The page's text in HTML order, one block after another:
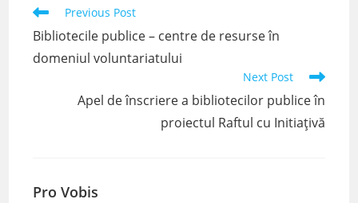
Read
more
articles
Previous Post
Bibliotecile publice – centre de resurse în
domeniul voluntariatului
Next Post
Apel de înscriere a bibliotecilor publice în
proiectul Raftul cu Initiațivă
Pro Vobis